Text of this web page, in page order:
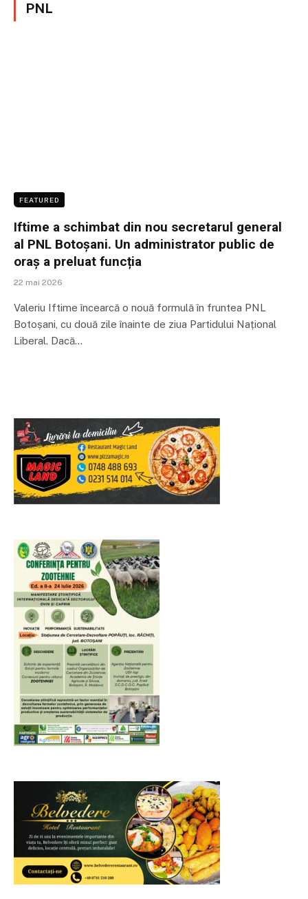
PNL
FEATURED
Iftime a schimbat din nou secretarul general
al PNL Botoșani. Un administrator public de
oraș a preluat funcția
22 mai 2026
Valeriu Iftime încearcă o nouă formulă în fruntea PNL
Botoșani, cu două zile înainte de ziua Partidului Național
Liberal. Dacă…